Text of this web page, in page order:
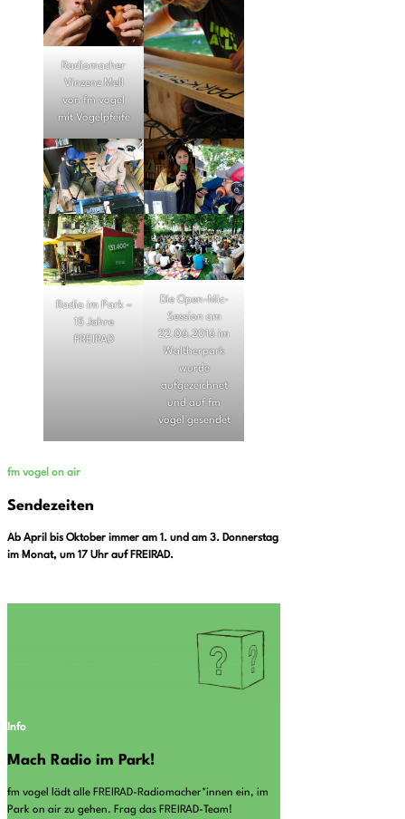
Radiomacher
Vinzenz Mell
von fm vogel
mit Vogelpfeife
Radio im Park –
15 Jahre
FREIRAD
Die Open-Mic-
Session am
22.06.2016 im
Waltherpark
wurde
aufgezeichnet
und auf fm
vogel gesendet
fm vogel on air
Sendezeiten
Ab April bis Oktober immer am 1. und am 3. Donnerstag
im Monat, um 17 Uhr auf FREIRAD.
Info
Mach Radio im Park!
fm vogel lädt alle FREIRAD-Radiomacher*innen ein, im
Park on air zu gehen. Frag das FREIRAD-Team!